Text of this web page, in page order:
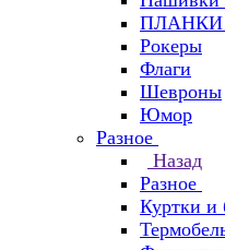
Рокеры
Флаги
Шевроны
Юмор
Разное
Назад
Разное
Куртки и